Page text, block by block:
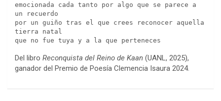
emocionada cada tanto por algo que se parece a
un recuerdo
por un guiño tras el que crees reconocer aquella
tierra natal
que no fue tuya y a la que perteneces
Del libro Reconquista del Reino de Kaan (UANL, 2025),
ganador del Premio de Poesía Clemencia Isaura 2024.